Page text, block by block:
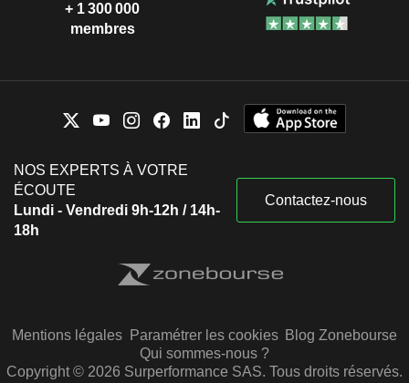
+ 1 300 000
membres
NOS EXPERTS À VOTRE
ÉCOUTE
Lundi - Vendredi 9h-12h / 14h-
18h
Contactez-nous
Mentions légales Paramétrer les cookies Blog Zonebourse
Qui sommes-nous ?
Copyright © 2026 Surperformance SAS. Tous droits réservés.